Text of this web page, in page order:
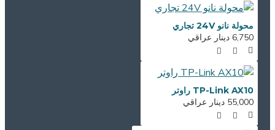
محولة نانو 24V تجاري
6,750 دينار عراقي
TP-Link AX10 راوتر
55,000 دينار عراقي